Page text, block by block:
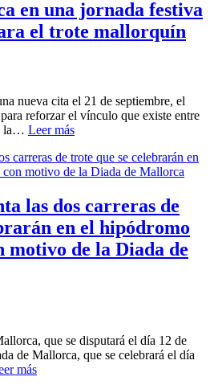
en una jornada festiva
el trote mallorquín
nueva cita el 21 de septiembre, el
reforzar el vínculo que existe entre
la… Leer más
las dos carreras de
en el hipódromo
motivo de la Diada de
que se disputará el día 12 de
de Mallorca, que se celebrará el día
más